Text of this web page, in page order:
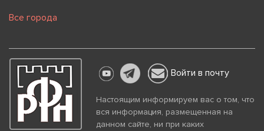
Все города
Войти в почту
Настоящим информируем вас о том, что
вся информация, размещенная на
данном сайте, ни при каких